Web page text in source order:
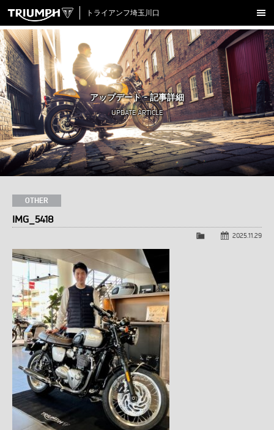
トライアンフ埼玉川口
新車在庫情報
試乗車一覧
認定中古車
アクセサリー
クロージング
アップデート
店舗情報
採用情報
TRIUMPH OFFICIAL SITE
LINE FacebookInstagram
X
アップデート - 記事詳細
UPDATE ARTICLE
OTHER
IMG_5418
2025.11.29